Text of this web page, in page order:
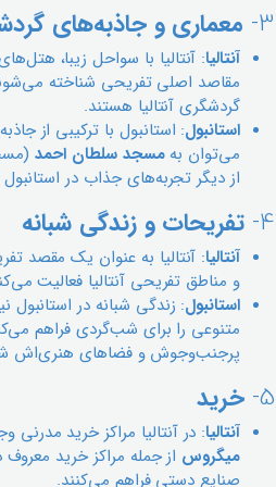
3- معماری و جاذبه‌های
آنتالیا: آنتالیا با سواحل زیبا،
مقاصد اصلی تفریحی شناخته
گردشگری آنتالیا هستند.
استانبول: استانبول با ترکیبی از
می‌توان بهمسجد سلطان احمد
از دیگر تجربه‌های جذاب در
4- تفریحات و زندگی شبانه
آنتالیا: آنتالیا به عنوان یک مقصد
و مناطق تفریحی آنتالیا فعالیت
استانبول: زندگی شبانه در
متنوعی را برای شب‌گردی فراهم
پرجنب‌وجوش و فضاهای هنری‌اش
5- خرید
آنتالیا: در آنتالیا مراکز خرید
میگروس از جمله مراکز خرید
صنایع دستی فراهم می‌کنند.